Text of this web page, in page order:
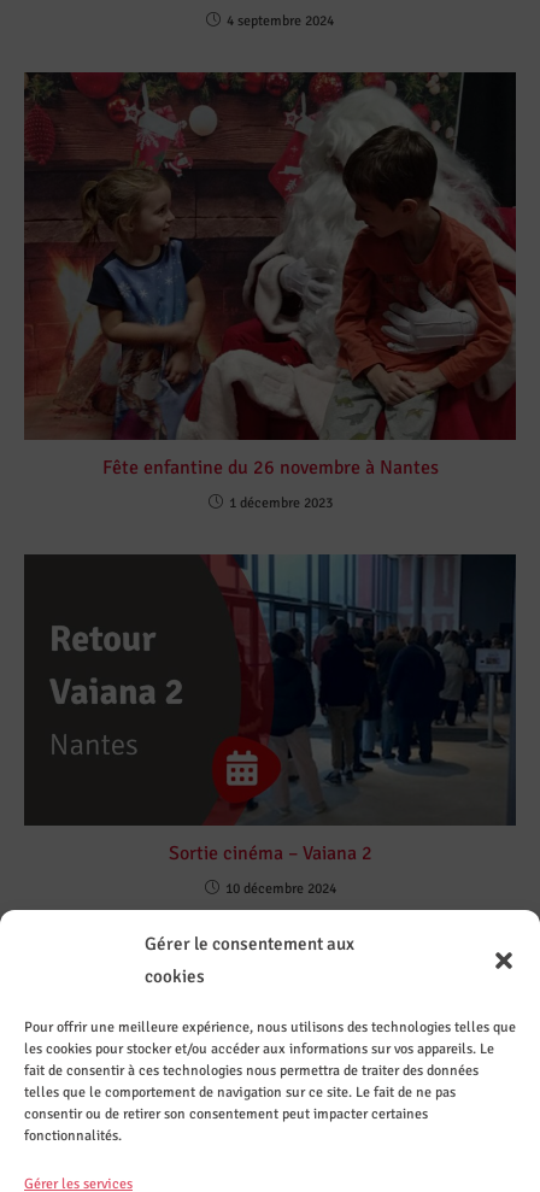
Gérer le consentement aux
cookies
Pour offrir une meilleure expérience, nous utilisons des technologies telles que
les cookies pour stocker et/ou accéder aux informations sur vos appareils. Le
fait de consentir à ces technologies nous permettra de traiter des données
telles que le comportement de navigation sur ce site. Le fait de ne pas
consentir ou de retirer son consentement peut impacter certaines
fonctionnalités.
Gérer les services
4 septembre 2024
Fête enfantine du 26 novembre à Nantes
1 décembre 2023
Sortie cinéma – Vaiana 2
10 décembre 2024
Contact
ez le
CASI de
Nantes
Sur les
réseaux
sociaux
Recevez
les
actuali
tés par
mail
Le CASI
recrute